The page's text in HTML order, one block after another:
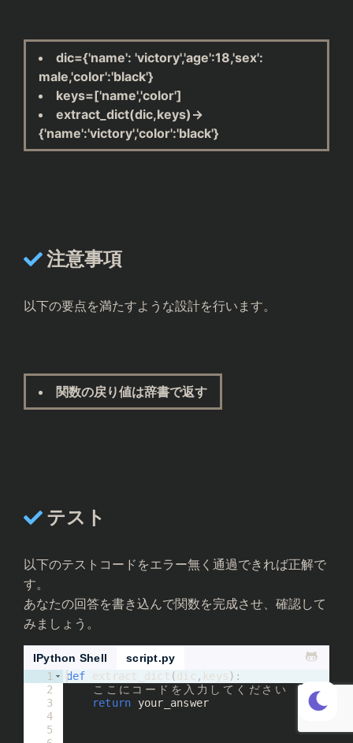
dic={'name': 'victory','age':18,'sex':
male,'color':'black'}
keys=['name','color']
extract_dict(dic,keys)→
{'name':'victory','color':'black'}
注意事項
以下の要点を満たすような設計を行います。
関数の戻り値は辞書で返す
テスト
以下のテストコードをエラー無く通過できれば正解で
す。
あなたの回答を書き込んで関数を完成させ、確認して
みましょう。
IPython Shell
script.py
1
2
3
4
5
def extract_dict (dic , keys) :
こ こ に コ ー ド を 入 力 し て く だ さ い
return
your_answer